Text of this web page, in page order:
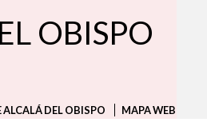
OBISPO
DEL OBISPO MAPA WEB